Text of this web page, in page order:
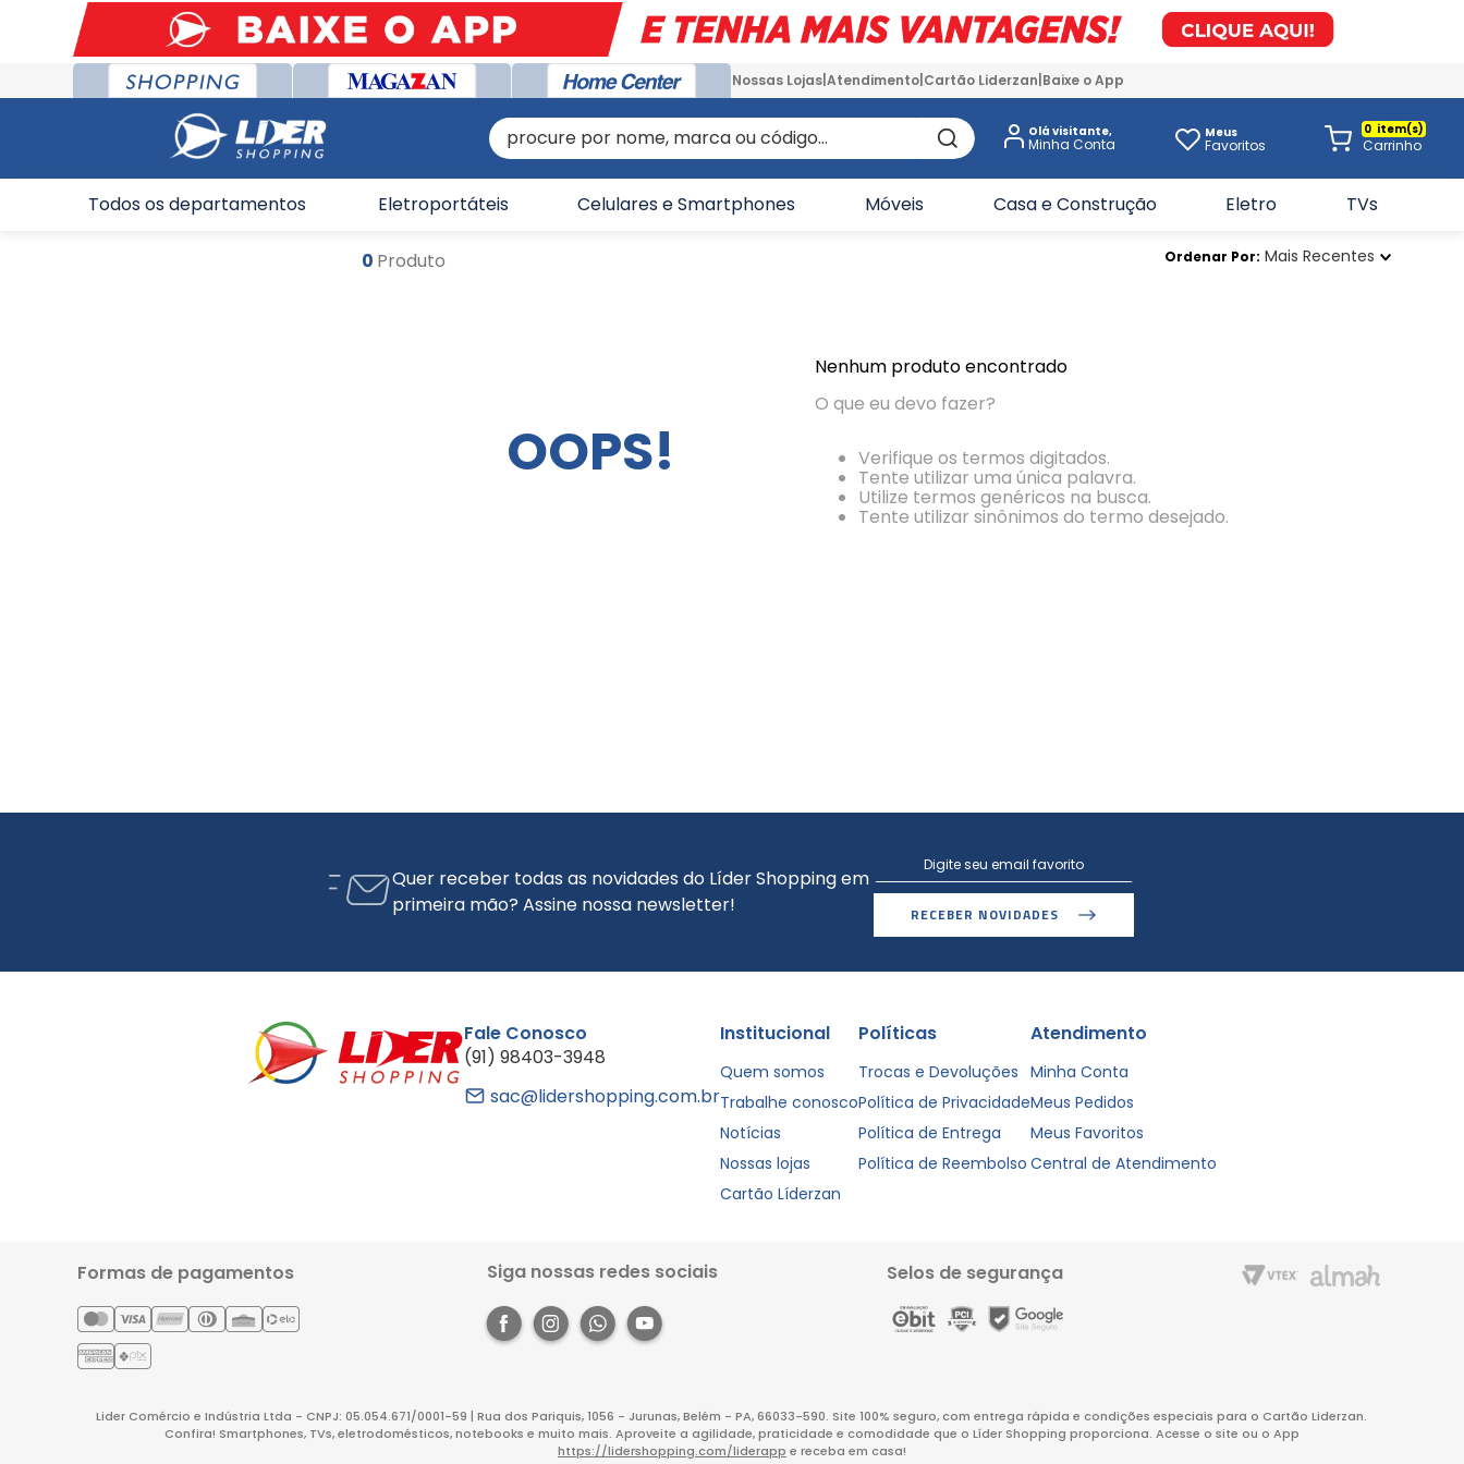
Nossas Lojas Atendimento Cartão Liderzan Baixe o App
procure por nome, marca ou código... Olá visitante, Meus
Favoritos
0
Todos os departamentos Eletroportáteis Celulares e Smartphones Móveis Casa e Construção Eletro TVs
0 Produto Ordenar Por Mais Recentes
OOPS!
Nenhum produto encontrado
O que eu devo fazer?
Verifique os termos digitados.
Tente utilizar uma única palavra.
Utilize termos genéricos na busca.
Tente utilizar sinônimos do termo desejado.
Quer receber todas as novidades do Líder Shopping em
primeira mão? Assine nossa newsletter!
RECEBER NOVIDADES
Fale Conosco
(91) 98403-3948
sac@lidershopping.com.br
Institucional
Quem somos
Trabalhe conosco
Notícias
Nossas lojas
Cartão Líderzan
Políticas
Trocas e Devoluções
Política de Privacidade
Política de Entrega
Política de Reembolso
Atendimento
Minha Conta
Meus Pedidos
Meus Favoritos
Central de Atendimento
Formas de pagamentos Siga nossas redes sociais Selos de segurança
Lider Comércio e Indústria Ltda - CNPJ: 05.054.671/0001-59 | Rua dos Pariquis, 1056 - Jurunas, Belém - PA, 66033-590. Site 100% seguro, com entrega rápida e condições especiais para o Cartão Liderzan.
Confira! Smartphones, TVs, eletrodomésticos, notebooks e muito mais. Aproveite a agilidade, praticidade e comodidade que o Líder Shopping proporciona. Acesse o site ou o App
https://lidershopping.com/liderapp e receba em casa!